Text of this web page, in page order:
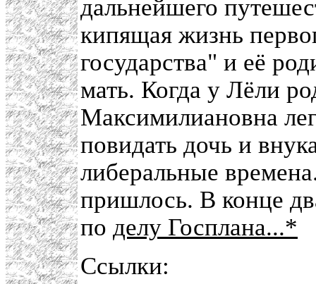
дальнейшего
кипящая жизнь
государства" и её
мать. Когда у Лёли
Максимилиановна
повидать дочь и
либеральные
пришлось. В конце
по делу Госплана...*
Ссылки: